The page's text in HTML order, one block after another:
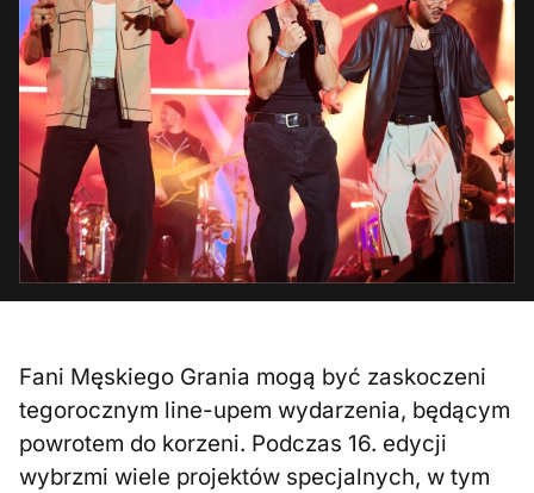
Fani Męskiego Grania mogą być zaskoczeni
tegorocznym line-upem wydarzenia, będącym
powrotem do korzeni. Podczas 16. edycji
wybrzmi wiele projektów specjalnych, w tym